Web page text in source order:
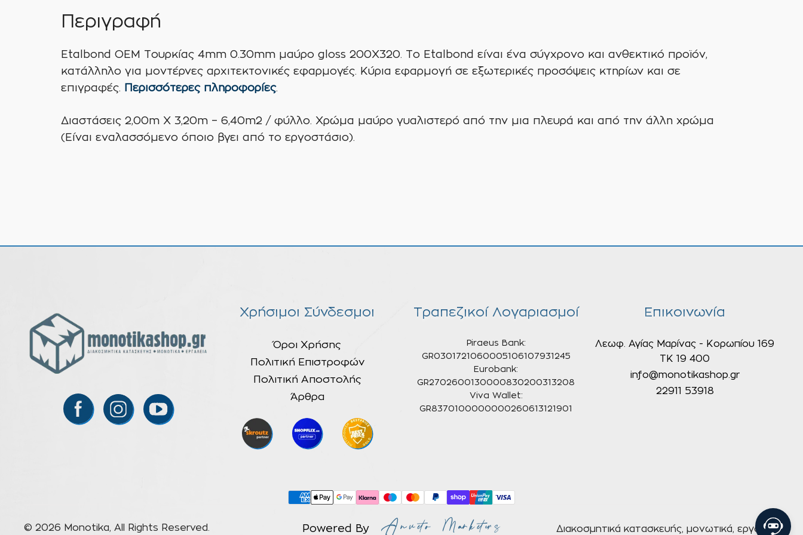
Περιγραφή
Etalbond OEM Τουρκίας 4mm 0.30mm μαύρο gloss 200Χ320. Το Etalbond είναι ένα σύγχρονο και ανθεκτικό προϊόν,
κατάλληλο για μοντέρνες αρχιτεκτονικές εφαρμογές. Κύρια εφαρμογή σε εξωτερικές προσόψεις κτηρίων και σε
επιγραφές.
Περισσότερες πληροφορίες.
Διαστάσεις 2,00m Χ 3,20m – 6,40m2 / φύλλο. Χρώμα μαύρο γυαλιστερό από την μια πλευρά και από την άλλη χρώμα
(Είναι εναλασσόμενο όποιο βγει από το εργοστάσιο).
Χρήσιμοι Σύνδεσμοι
Όροι Χρήσης
Πολιτική Επιστροφών
Πολιτική Αποστολής
Άρθρα
Τραπεζικοί Λογαριασμοί
Piraeus Bank:
GR0301721060005106107931245
Eurobank:
GR2702600130000830200313208
Viva Wallet:
GR8370100000000260613121901
Επικοινωνία
Λεωφ. Αγίας Μαρίνας - Κορωπίου 169
ΤΚ 19 400
info@monotikashop.gr
22911 53918
© 2026 Monotika, All Rights Reserved. Powered By Διακοσμητικά κατασκευής, μονωτικά, εργαλεία